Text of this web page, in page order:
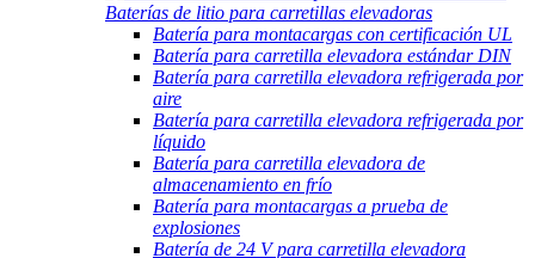
Baterías de litio para carretillas elevadoras
Batería para montacargas con certificación UL
Batería para carretilla elevadora estándar DIN
Batería para carretilla elevadora refrigerada por
aire
Batería para carretilla elevadora refrigerada por
líquido
Batería para carretilla elevadora de
almacenamiento en frío
Batería para montacargas a prueba de
explosiones
Batería de 24 V para carretilla elevadora